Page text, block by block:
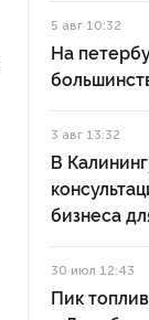
5 авг 10:32
На
3 авг 13:32
В
бизнеса
30 июл 12:43
Пик